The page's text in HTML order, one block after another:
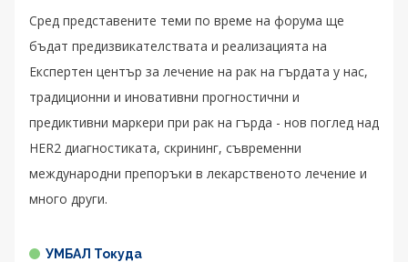
Сред представените теми по време на форума ще
бъдат предизвикателствата и реализацията на
Експертен център за лечение на рак на гърдата у нас,
традиционни и иновативни прогностични и
предиктивни маркери при рак на гърда - нов поглед над
HER2 диагностиката, скрининг, съвременни
международни препоръки в лекарственото лечение и
много други.
УМБАЛ Токуда